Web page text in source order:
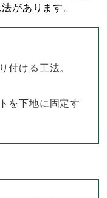
があります。
付ける工法。
を下地に固定す